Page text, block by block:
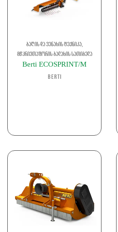
ბაღის და ვენახის ტექნიკა,
მწკრივთაშორის ბალახის სათიბელა
Berti ECOSPRINT/M
Berti